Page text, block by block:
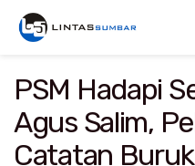
PSM Hadapi
Agus Salim,
Catatan Buruk